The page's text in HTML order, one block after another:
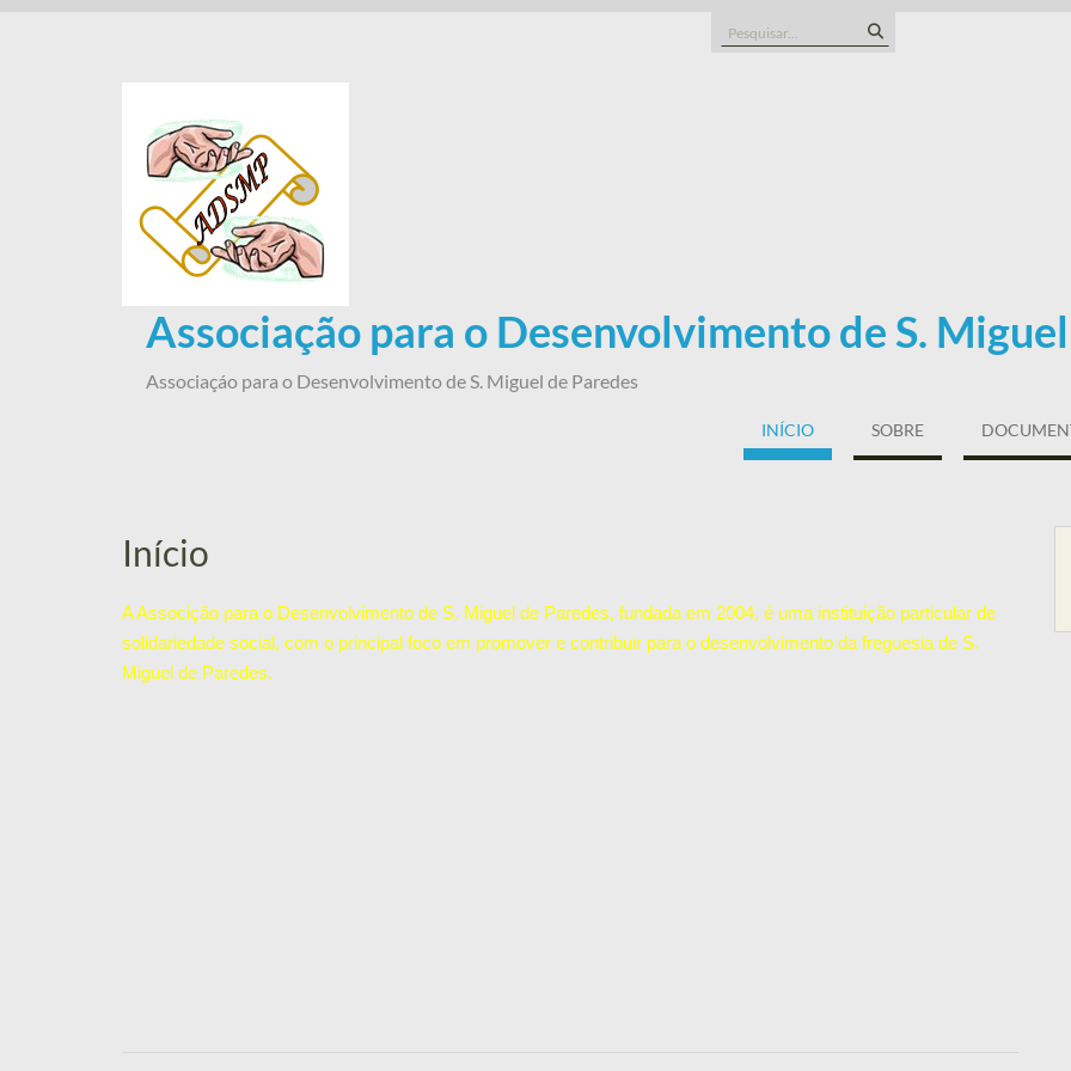
Search
Associação para o Desenvolvimento de S.
Associaçáo para o Desenvolvimento de S. Miguel de Paredes
INÍCIO SOBRE
Início
A Associção para o Desenvolvimento de S. Miguel de Paredes, fundada em 2004, é uma instituição particular de
solidariedade social, com o principal foco em promover e contribuir para o desenvolvimento da freguesia de S.
Miguel de Paredes.